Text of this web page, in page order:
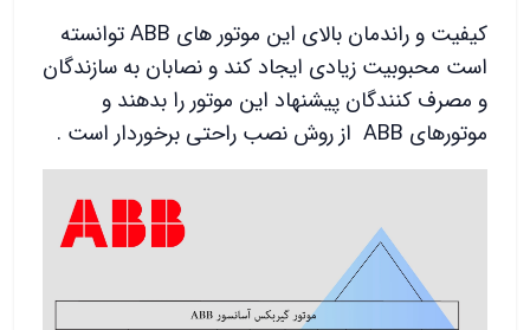
کیفیت و راندمان بالای این موتور های ABB توانسته
است محبوبیت زیادی ایجاد کند و نصابان به سازندگان
و مصرف کنندگان پیشنهاد این موتور را بدهند و
موتورهای ABB از روش نصب راحتی برخوردار است .